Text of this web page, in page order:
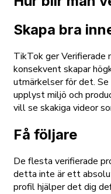
Skapa bra
TikTok ger Verifierade
konsekvent skapar
utmärkelser för det.
upplyst miljö och
vill se skakiga videor
Få följare
De flesta verifierade
detta inte är ett
profil hjälper det dig